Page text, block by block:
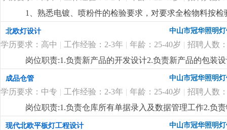
1、熟悉电镀、喷粉件的检验要求，对要求全检物料按
良品贴不合格标通知仓库退供应商。 3、能看懂产品结
4、对所检验的产品能及时按公司要求填写检验报告，
北欧灯设计 中山市冠华照明
学历要求：高中 | 工作经验：2-3年 | 年龄：25-40岁 | 招聘人数
岗位职责:1.负责新产品的开发设计2.负责新产品的包装
制定新产品的工艺流程岗位要求:1.高中以上学历，产品
功底3.有二年灯饰行业灯饰产品设计工作经验4.有北欧
七八（余先生）更详细...
成品仓管 中山市冠华照明
学历要求：中专 | 工作经验：2-3年 | 年龄：25-40岁 | 招聘人数
岗位职责:1.负责仓库所有单据录入及数据管理工作2.负
上学历，25-40岁2.对数据敏感，有责任心3.一年以上仓
现代北欧平板灯工程设计 中山市冠华照明